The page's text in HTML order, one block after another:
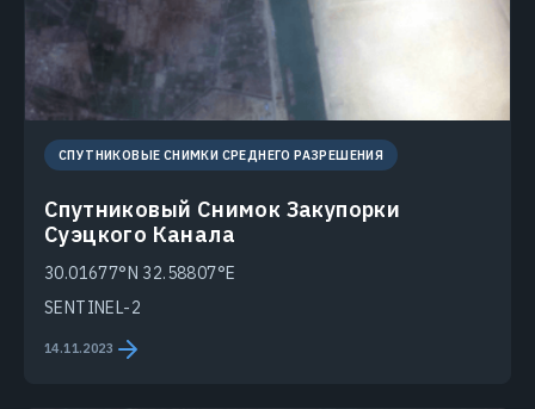
СПУТНИКОВЫЕ СНИМКИ СРЕДНЕГО РАЗРЕШЕНИЯ
Спутниковый Снимок Закупорки
Суэцкого Канала
30.01677°N 32.58807°E
SENTINEL-2
14.11.2023